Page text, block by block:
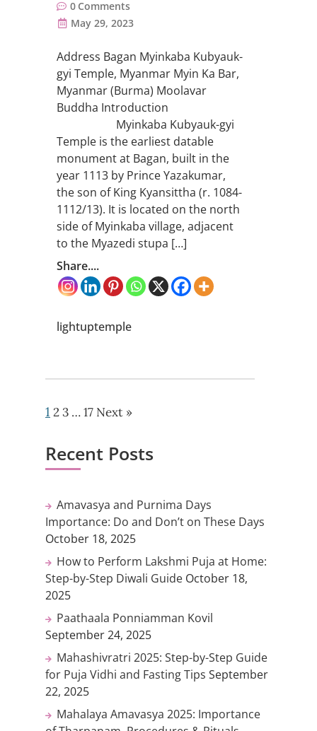
0 Comments
May 29, 2023
Address Bagan Myinkaba Kubyauk-
gyi Temple, Myanmar Myin Ka Bar,
Myanmar (Burma) Moolavar
Buddha Introduction
Myinkaba Kubyauk-gyi
Temple is the earliest datable
monument at Bagan, built in the
year 1113 by Prince Yazakumar,
the son of King Kyansittha (r. 1084-
1112/13). It is located on the north
side of Myinkaba village, adjacent
to the Myazedi stupa […]
Share....
lightuptemple
1 2 3 …17 Next »
Recent Posts
Amavasya and Purnima Days
Importance: Do and Don’t on These Days
October 18, 2025
How to Perform Lakshmi Puja at Home:
Step-by-Step Diwali Guide October 18,
2025
Paathaala Ponniamman Kovil
September 24, 2025
Mahashivratri 2025: Step-by-Step Guide
for Puja Vidhi and Fasting Tips September
22, 2025
Mahalaya Amavasya 2025: Importance